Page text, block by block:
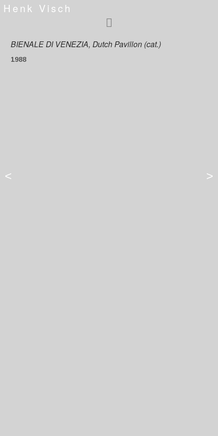
Henk Visch
>
<
BIENALE DI VENEZIA, Dutch Pavillon (cat.)
1988